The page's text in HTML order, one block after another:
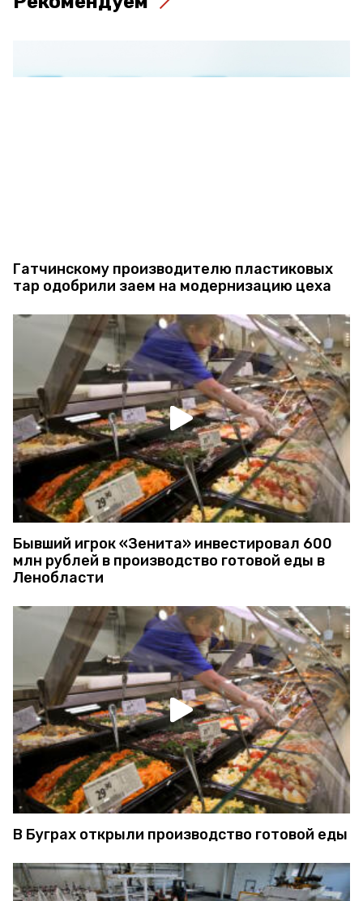
Гатчинскому производителю пластиковых
тар одобрили заем на модернизацию цеха
Бывший игрок «Зенита» инвестировал 600
млн рублей в производство готовой еды в
Ленобласти
В Буграх открыли производство готовой еды